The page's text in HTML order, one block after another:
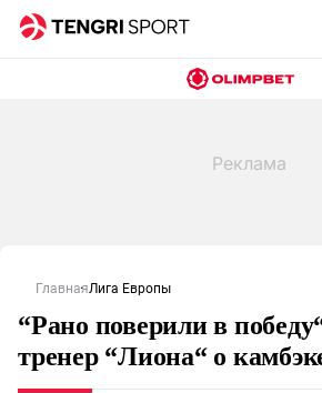
ГлавнаяЛига Европы
“Рано поверили в
тренер “Лиона“ о